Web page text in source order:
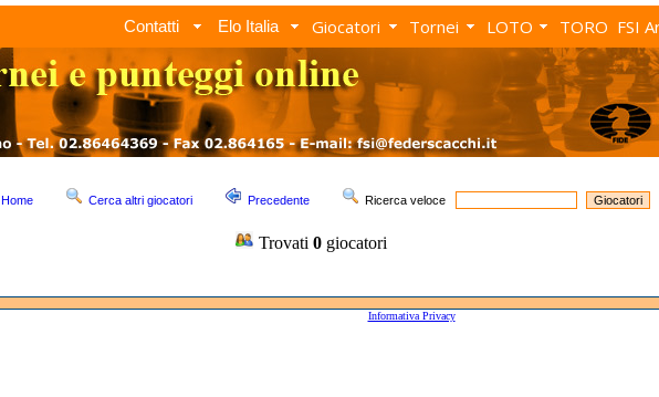
Contatti Elo Italia Giocatori Tornei LOTO TORO FSI
Home Cerca altri giocatori Precedente Ricerca veloce
Trovati 0 giocatori
Informativa Privacy